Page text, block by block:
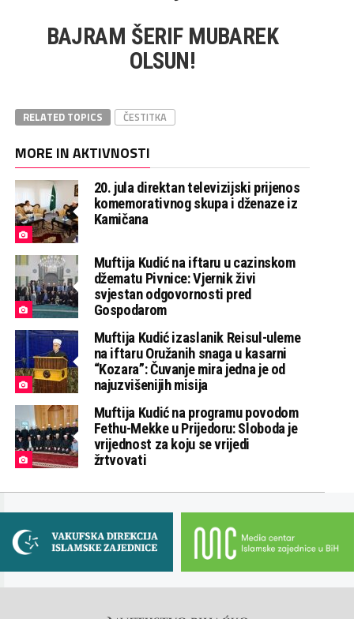
BAJRAM ŠERIF MUBAREK
OLSUN!
RELATED TOPICS ČESTITKA
MORE IN AKTIVNOSTI
20. jula direktan televizijski prijenos
komemorativnog skupa i dženaze iz
Kamičana
Muftija Kudić na iftaru u cazinskom
džematu Pivnice: Vjernik živi
svjestan odgovornosti pred
Gospodarom
Muftija Kudić izaslanik Reisul-uleme
na iftaru Oružanih snaga u kasarni
“Kozara”: Čuvanje mira jedna je od
najuzvišenijih misija
Muftija Kudić na programu povodom
Fethu-Mekke u Prijedoru: Sloboda je
vrijednost za koju se vrijedi
žrtvovati